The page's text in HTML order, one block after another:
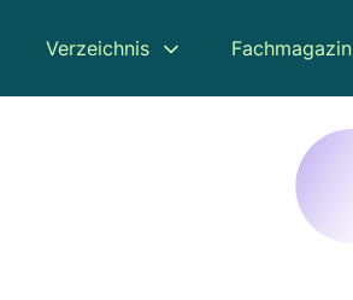
Verzeichnis Fachmagazin